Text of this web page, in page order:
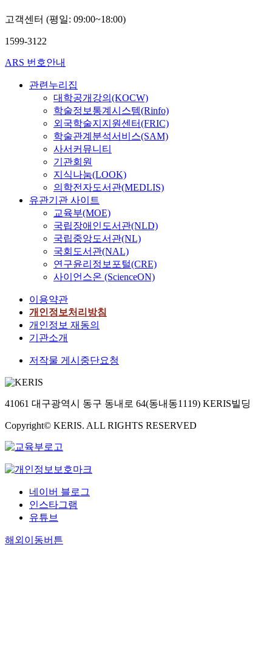
고객센터 (평일: 09:00~18:00)
1599-3122
ARS 번호안내
관련누리집
대학공개강의(KOCW)
학술정보통계시스템(Rinfo)
외국학술지지원센터(FRIC)
학술관계분석서비스(SAM)
사서커뮤니티
기관회원
지식나눔(LOOK)
의학전자도서관(MEDLIS)
유관기관 사이트
교육부(MOE)
국립장애인도서관(NLD)
국립중앙도서관(NL)
국회도서관(NAL)
연구윤리정보포털(CRE)
사이언스온 (ScienceON)
이용약관
개인정보처리방침
개인정보 재동의
기관소개
저작물 게시중단요청
41061 대구광역시 동구 동내로 64(동내동1119) KERIS빌딩
Copyright© KERIS. ALL RIGHTS RESERVED
네이버 블로그
인스타그램
유튜브
해외이동버튼